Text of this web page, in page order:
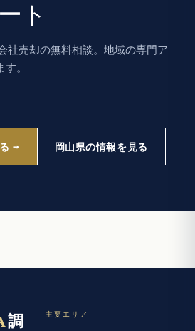
ト
社売却の無料相談。地域の専門ア
。
岡山県の情報を見る
調
主要エリア